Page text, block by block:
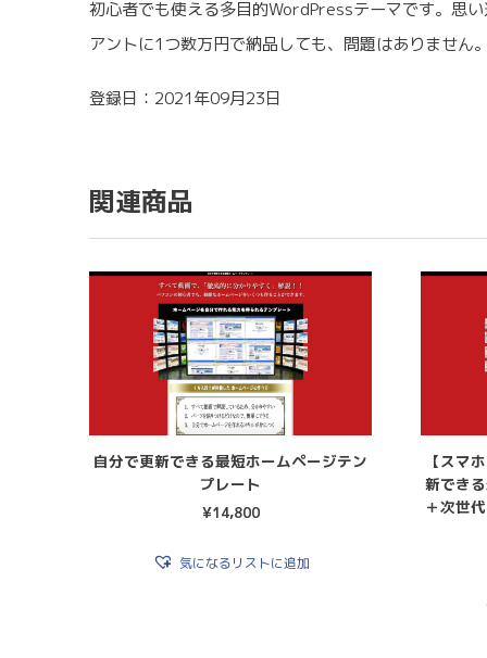
初心者でも使える多目的WordPressテーマです。思
アントに1つ数万円で納品しても、問題はありません
登録日：2021年09月23日
関連商品
自分で更新できる最短ホームページテン
プレート
¥14,800
気になるリストに追加
【スマ
新でき
＋次世